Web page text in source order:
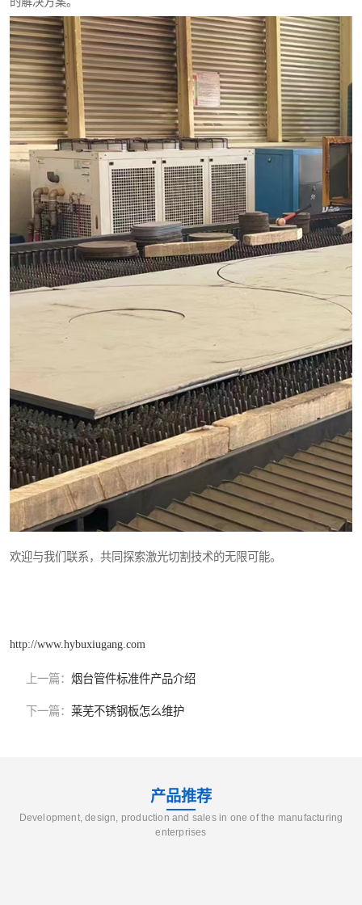
欢迎与我们联系，共同探索激光切割技术的无限可能。
http://www.hybuxiugang.com
上一篇： 烟台管件标准件产品介绍
下一篇： 莱芜不锈钢板怎么维护
产品推荐
Development, design, production and sales in one of the manufacturing
enterprises